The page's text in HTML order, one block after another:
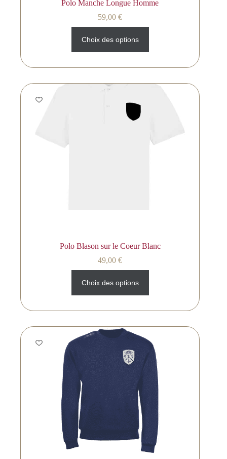
Polo Manche Longue Homme
59,00€
Choix des options
Polo Blason sur le Coeur Blanc
49,00€
Choix des options